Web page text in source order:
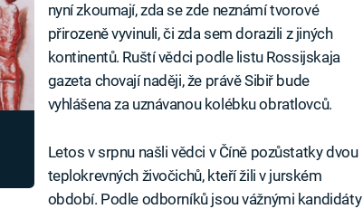
nyní zkoumají, zda se zde neznámí tvorové
přirozeně vyvinuli, či zda sem dorazili z jiných
kontinentů. Ruští vědci podle listu Rossijskaja
gazeta chovají naději, že právě Sibiř bude
vyhlášena za uznávanou kolébku obratlovců.
Letos v srpnu našli vědci v Číně pozůstatky dvou
teplokrevných živočichů, kteří žili v jurském
období. Podle odborníků jsou vážnými kandidáty